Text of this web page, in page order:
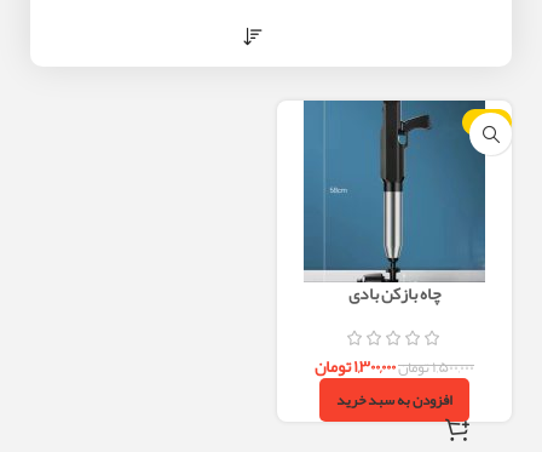
-13%
چاه بازکن بادی
۱,۵۰۰,۰۰۰تومان۱,۳۰۰,۰۰۰تومان
افزودن به سبد خرید